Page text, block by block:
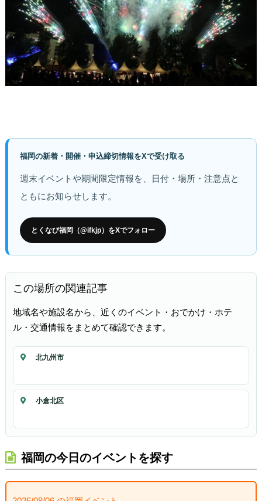
福岡の新着・開催・申込締切情報をXで受け取る
週末イベントや期間限定情報を、日付・場所・注意点と
ともにお知らせします。
とくなび福岡（@ifkjp）をXでフォロー
この場所の関連記事
地域名や施設名から、近くのイベント・おでかけ・ホテ
ル・交通情報をまとめて確認できます。
北九州市
小倉北区
福岡の今日のイベントを探す